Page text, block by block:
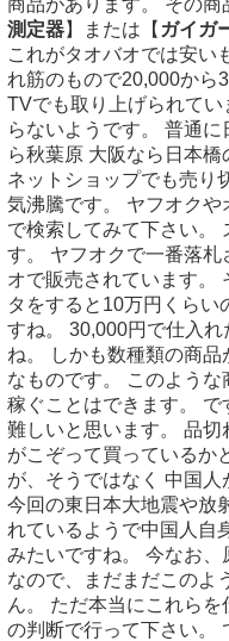
商品があります。 その商
測定器】または【 ガイガ
これがタオバオでは安い
れ筋のもので20,000から
TVでも取り上げられて
らないようです。 普通
ら秋葉原 大阪なら日本
ネットショップでも売り
気沸騰です。 ヤフオク
で検索してみて下さい。
す。 ヤフオクで一番落
オで販売されています。
タをすると10万円くらい
すね。 30,000円で仕入
ね。 しかも数種類の商
なものです。 このよう
稼ぐことはできます。
難しいと思います。 品
がこぞって買っているか
が、そうではなく 中国人
今回の東日本大地震や放
れているようで中国人自
みたいですね。 今なお、
なので、まだまだこのよ
ん。 ただ本当にこれら
の判断で行って下さい。